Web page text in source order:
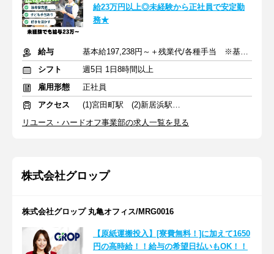
給23万円以上◎未経験から正社員で安定勤
務★
給与
基本給197,238円～＋残業代/各種手当 ※基本的には月給23万円～
シフト
週5日 1日8時間以上
雇用形態
正社員
アクセス
(1)宮田町駅 (2)新居浜駅 (3)今治駅
リユース・ハードオフ事業部の求人一覧を見る
株式会社グロップ
株式会社グロップ 丸亀オフィス/MRG0016
【原紙運搬投入】[寮費無料！]に加えて1650
円の高時給！！給与の希望日払いもOK！！